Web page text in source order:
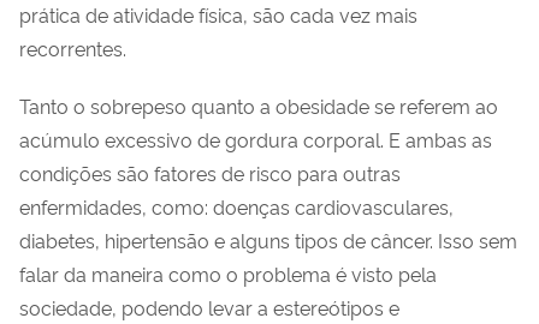
prática de atividade física, são cada vez mais
recorrentes.
Tanto o sobrepeso quanto a obesidade se referem ao
acúmulo excessivo de gordura corporal. E ambas as
condições são fatores de risco para outras
enfermidades, como: doenças cardiovasculares,
diabetes, hipertensão e alguns tipos de câncer. Isso sem
falar da maneira como o problema é visto pela
sociedade, podendo levar a estereótipos e